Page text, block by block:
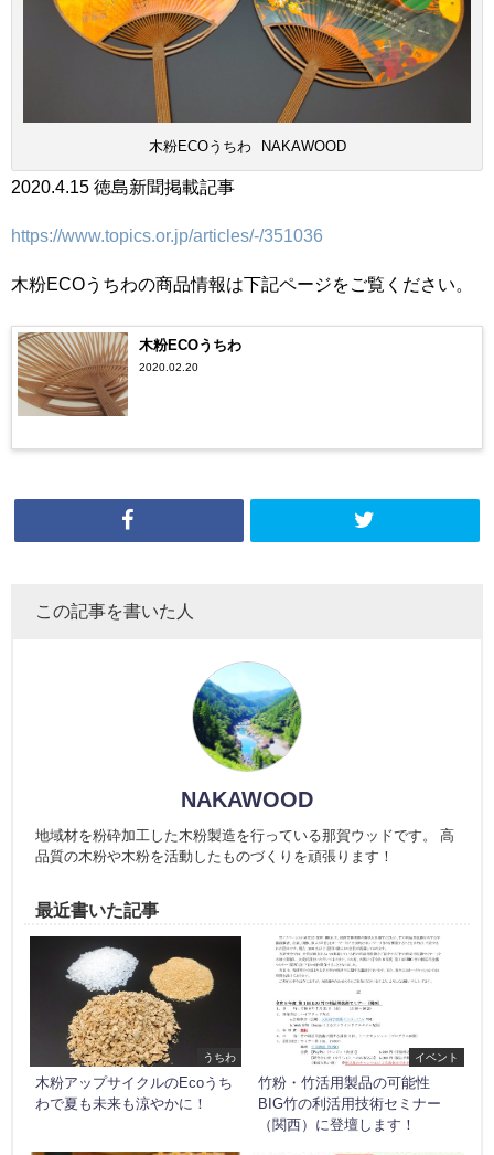
木粉ECOうちわ NAKAWOOD
2020.4.15 徳島新聞掲載記事
https://www.topics.or.jp/articles/-/351036
木粉ECOうちわの商品情報は下記ページをご覧ください。
木粉ECOうちわ
2020.02.20
この記事を書いた人
NAKAWOOD
地域材を粉砕加工した木粉製造を行っている那賀ウッドです。 高
品質の木粉や木粉を活動したものづくりを頑張ります！
最近書いた記事
うちわ
木粉アップサイクルのEcoうち
わで夏も未来も涼やかに！
イベント
竹粉・竹活用製品の可能性
BIG竹の利活用技術セミナー
（関西）に登壇します！